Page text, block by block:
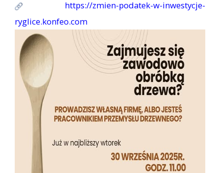
https://zmien-podatek-w-inwestycje-
ryglice.konfeo.com